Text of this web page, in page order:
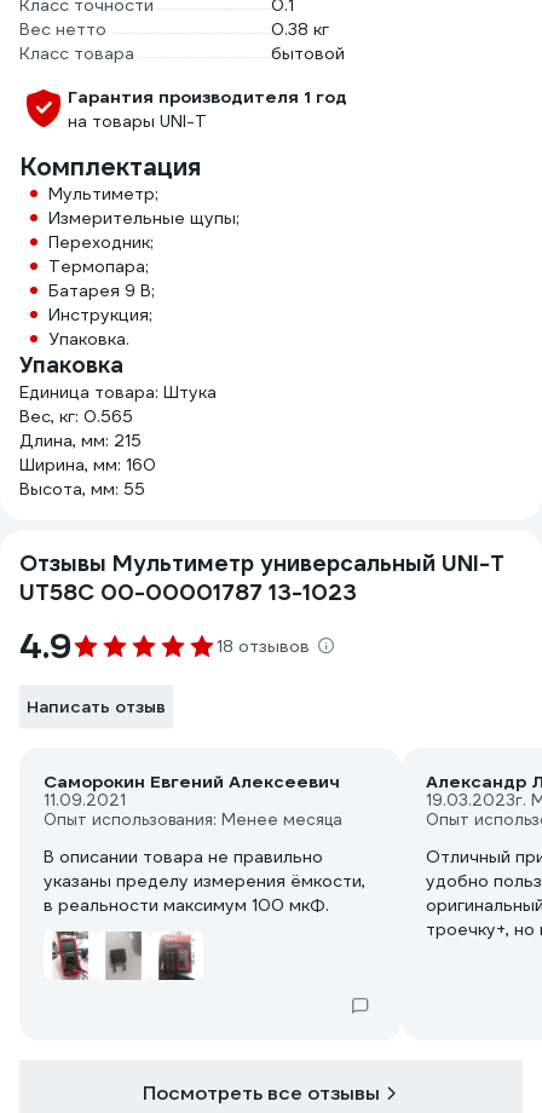
Класс точности
0.1
Вес нетто
0.38 кг
Класс товара
бытовой
Гарантия производителя 1 год
на товары UNI-T
Комплектация
Мультиметр;
Измерительные щупы;
Переходник;
Термопара;
Батарея 9 В;
Инструкция;
Упаковка.
Упаковка
Единица товара: Штука
Вес, кг: 0.565
Длина, мм: 215
Ширина, мм: 160
Высота, мм: 55
Отзывы Мультиметр универсальный UNI-T
UT58C 00-00001787 13-1023
4.9 18 отзывов
Написать отзыв
Саморокин Евгений Алексеевич
11.09.2021
Опыт использования: Менее месяца
В описании товара не правильно
указаны пределу измерения ёмкости,
в реальности максимум 100 мкФ.
Александр
19.03.2023г.
Опыт
Отличный
удобно
троечку+,
Посмотреть все отзывы